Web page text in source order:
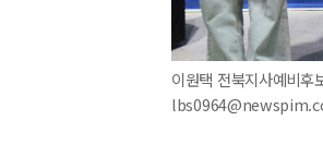
이원택 전북지사예비